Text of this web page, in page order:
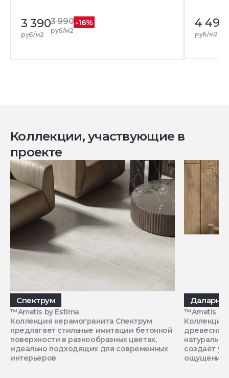
3 390
руб/м2
3 990
руб/м2
-16% 4 490
руб/м2
Коллекции, участвующие в
проекте
Спектрум
™Ametis by Estima
Коллекция керамогранита Спектрум
предлагает стильные имитации бетонной
поверхности в разнообразных цветах,
идеально подходящих для современных
интерьеров
Даларна
™Ametis by
Коллекция
древесная
создаёт
ощущение